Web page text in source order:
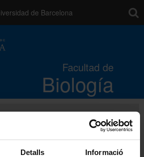
Detalls Informació
de Barcelona
Facultad de
Biología
Estudios
e innovación
Servicios